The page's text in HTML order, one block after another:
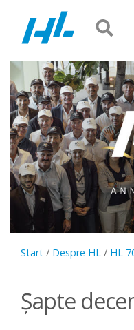
Start / Despre HL / HL
Șapte